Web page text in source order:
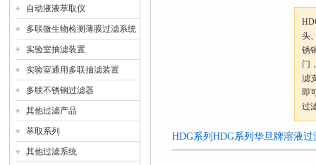
自动液液萃取仪
多联微生物检测薄膜过滤系统
实验室抽滤装置
实验室通用多联抽滤装置
多联不锈钢过滤器
其他过滤产品
萃取系列
其他过滤系统
头
锈
门
滤
即
过
HDG系列HDG系列华旦牌溶液